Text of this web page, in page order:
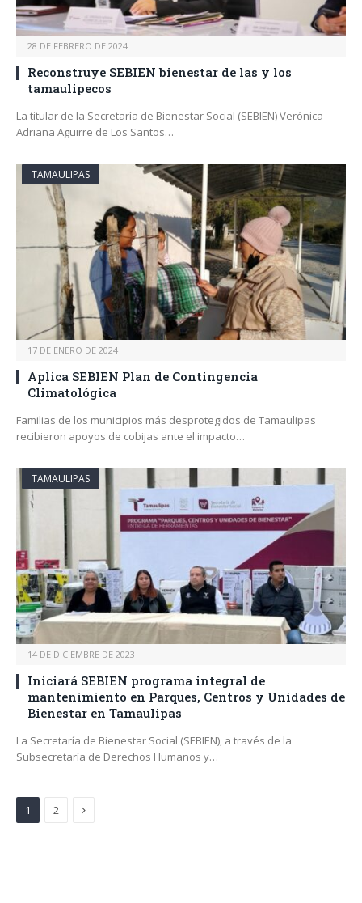
28 DE FEBRERO DE 2024
Reconstruye SEBIEN bienestar de las y los
tamaulipecos
La titular de la Secretaría de Bienestar Social (SEBIEN) Verónica
Adriana Aguirre de Los Santos…
TAMAULIPAS
17 DE ENERO DE 2024
Aplica SEBIEN Plan de Contingencia
Climatológica
Familias de los municipios más desprotegidos de Tamaulipas
recibieron apoyos de cobijas ante el impacto…
TAMAULIPAS
14 DE DICIEMBRE DE 2023
Iniciará SEBIEN programa integral de
mantenimiento en Parques, Centros y Unidades de
Bienestar en Tamaulipas
La Secretaría de Bienestar Social (SEBIEN), a través de la
Subsecretaría de Derechos Humanos y…
1 2 Next